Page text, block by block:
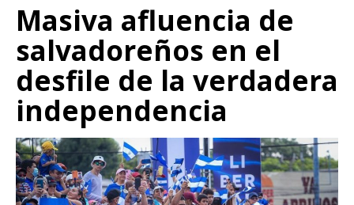
Masiva afluencia de
salvadoreños en el
desfile de la verdadera
independencia